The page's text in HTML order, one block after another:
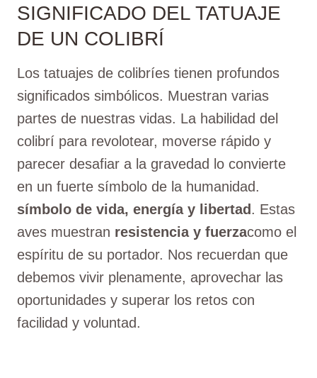
SIGNIFICADO DEL TATUAJE
DE UN COLIBRÍ
Los tatuajes de colibríes tienen profundos
significados simbólicos. Muestran varias
partes de nuestras vidas. La habilidad del
colibrí para revolotear, moverse rápido y
parecer desafiar a la gravedad lo convierte
en un fuerte símbolo de la humanidad.
símbolo de vida, energía y libertad. Estas
aves muestran resistencia y fuerzacomo el
espíritu de su portador. Nos recuerdan que
debemos vivir plenamente, aprovechar las
oportunidades y superar los retos con
facilidad y voluntad.